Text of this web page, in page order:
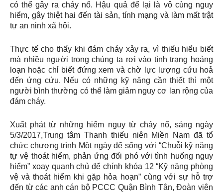
có thể gây ra cháy nổ. Hậu quả để lại là vô cùng nguy
hiểm, gây thiệt hai đến tài sản, tính mạng và làm mất trật
tự an ninh xã hội.
Thực tế cho thấy khi đám cháy xảy ra, vì thiếu hiểu biết
mà nhiều người trong chúng ta rơi vào tình trạng hoảng
loạn hoặc chỉ biết đứng xem và chờ lực lượng cứu hoả
đến ứng cứu. Nếu có những kỹ năng cần thiết thì một
người bình thường có thể làm giảm nguy cơ lan rộng của
đám cháy.
Xuất phát từ những hiểm nguy từ cháy nổ, sáng ngày
5/3/2017,Trung tâm Thanh thiếu niên Miền Nam đã tổ
chức chương trình Một ngày để sống với “Chuỗi kỹ năng
tự vệ thoát hiểm, phản ứng đối phó với tình huống nguy
hiểm” xoay quanh chủ để chính khóa 12 “Kỹ năng phòng
vệ và thoát hiểm khi gặp hỏa hoạn” cùng với sự hỗ trợ
đến từ các anh cán bộ PCCC Quận Bình Tân, Đoàn viên